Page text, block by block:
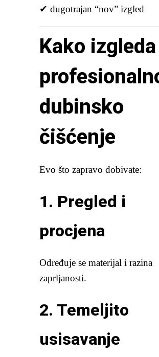
✔ dugotrajan “nov” izgled
Kako izgleda
dubinsko
čišćenje
Evo što zapravo dobivate:
1. Pregled i
procjena
Određuje se materijal i razina
zaprljanosti.
2. Temeljito
usisavanje